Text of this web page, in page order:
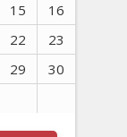
15
16
22
23
29
30